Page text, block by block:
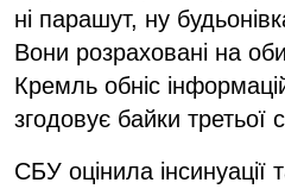
ні парашут, ну
Вони розраховані на
Кремль обніс
згодовує байки третьої
СБУ оцінила